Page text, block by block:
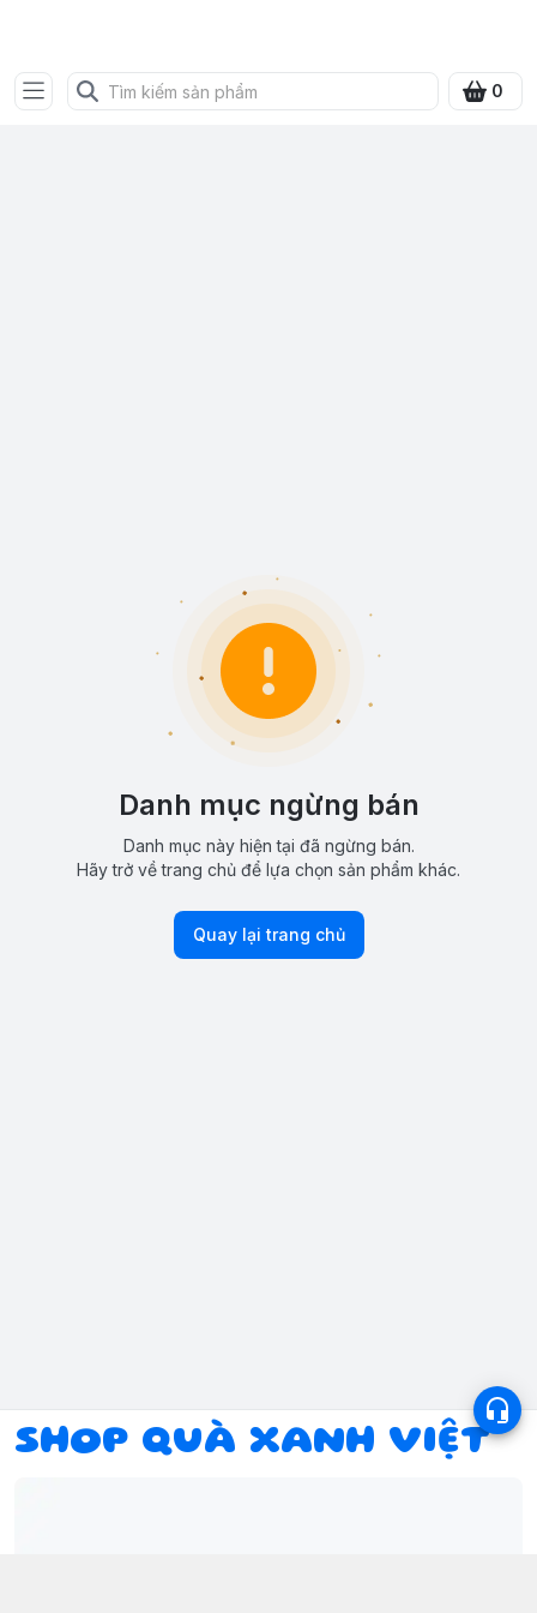
0
Danh mục ngừng bán
Danh mục này hiện tại đã ngừng bán.
Hãy trở về trang chủ để lựa chọn sản phẩm khác.
Quay lại trang chủ
SHOP QUÀ XANH VIỆT